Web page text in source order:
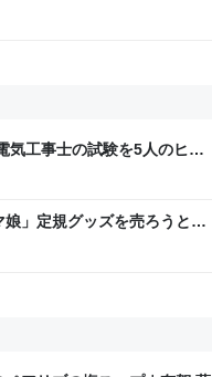
気工事士の試験を5人のヒロ
形式CBT模擬試験”で本格的
娘」定規グッズを売ろうとす
触、販売見送りに